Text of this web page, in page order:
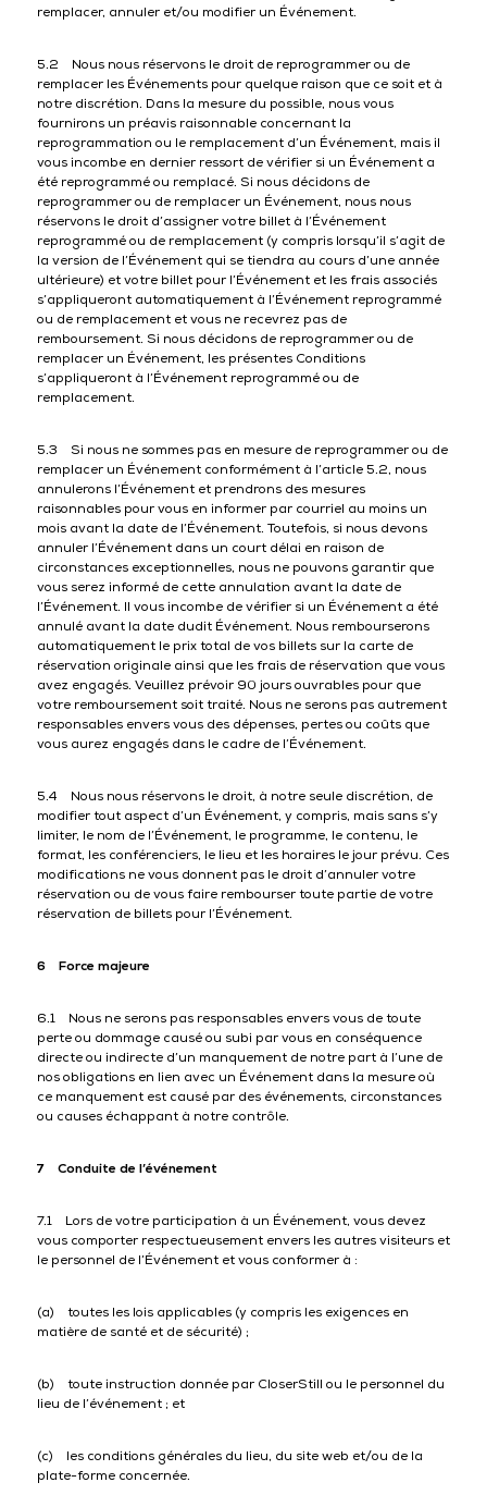
remplacer, annuler et/ou modifier un Événement.
5.2 Nous nous réservons le droit de reprogrammer ou de
remplacer les Événements pour quelque raison que ce soit et à
notre discrétion. Dans la mesure du possible, nous vous
fournirons un préavis raisonnable concernant la
reprogrammation ou le remplacement d’un Événement, mais il
vous incombe en dernier ressort de vérifier si un Événement a
été reprogrammé ou remplacé. Si nous décidons de
reprogrammer ou de remplacer un Événement, nous nous
réservons le droit d’assigner votre billet à l’Événement
reprogrammé ou de remplacement (y compris lorsqu’il s’agit de
la version de l’Événement qui se tiendra au cours d’une année
ultérieure) et votre billet pour l’Événement et les frais associés
s’appliqueront automatiquement à l’Événement reprogrammé
ou de remplacement et vous ne recevrez pas de
remboursement. Si nous décidons de reprogrammer ou de
remplacer un Événement, les présentes Conditions
s’appliqueront à l’Événement reprogrammé ou de
remplacement.
5.3 Si nous ne sommes pas en mesure de reprogrammer ou de
remplacer un Événement conformément à l’article 5.2, nous
annulerons l’Événement et prendrons des mesures
raisonnables pour vous en informer par courriel au moins un
mois avant la date de l’Événement. Toutefois, si nous devons
annuler l’Événement dans un court délai en raison de
circonstances exceptionnelles, nous ne pouvons garantir que
vous serez informé de cette annulation avant la date de
l’Événement. Il vous incombe de vérifier si un Événement a été
annulé avant la date dudit Événement. Nous rembourserons
automatiquement le prix total de vos billets sur la carte de
réservation originale ainsi que les frais de réservation que vous
avez engagés. Veuillez prévoir 90 jours ouvrables pour que
votre remboursement soit traité. Nous ne serons pas autrement
responsables envers vous des dépenses, pertes ou coûts que
vous aurez engagés dans le cadre de l’Événement.
5.4 Nous nous réservons le droit, à notre seule discrétion, de
modifier tout aspect d’un Événement, y compris, mais sans s’y
limiter, le nom de l’Événement, le programme, le contenu, le
format, les conférenciers, le lieu et les horaires le jour prévu. Ces
modifications ne vous donnent pas le droit d’annuler votre
réservation ou de vous faire rembourser toute partie de votre
réservation de billets pour l’Événement.
6 Force majeure
6.1 Nous ne serons pas responsables envers vous de toute
perte ou dommage causé ou subi par vous en conséquence
directe ou indirecte d’un manquement de notre part à l’une de
nos obligations en lien avec un Événement dans la mesure où
ce manquement est causé par des événements, circonstances
ou causes échappant à notre contrôle.
7 Conduite de l’événement
7.1 Lors de votre participation à un Événement, vous devez
vous comporter respectueusement envers les autres visiteurs et
le personnel de l’Événement et vous conformer à :
(a) toutes les lois applicables (y compris les exigences en
matière de santé et de sécurité) ;
(b) toute instruction donnée par CloserStill ou le personnel du
lieu de l’événement ; et
(c) les conditions générales du lieu, du site web et/ou de la
plate-forme concernée.